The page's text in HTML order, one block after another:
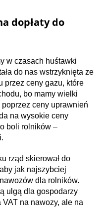
dopłaty do
w czasach huśtawki
do nas wstrzyknięta ze
przez ceny gazu, które
bo mamy wielki
ceny uprawnień
na wysokie ceny
boli rolników –
rząd skierował do
jak najszybciej
dla rolników.
ulgą dla gospodarzy
VAT na nawozy, ale na